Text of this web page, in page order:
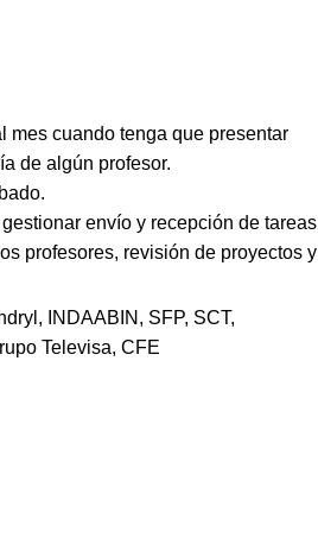
mes cuando tenga que presentar
de algún profesor.
envío y recepción de tareas
profesores, revisión de proyectos y
INDAABIN, SFP, SCT,
Televisa, CFE